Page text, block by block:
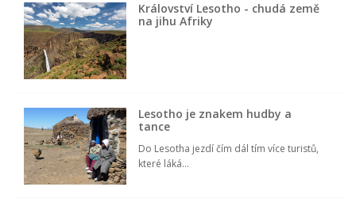
Království Lesotho - chudá země
na jihu Afriky
Lesotho je znakem hudby a
tance
Do Lesotha jezdí čím dál tím více turistů,
které láká...